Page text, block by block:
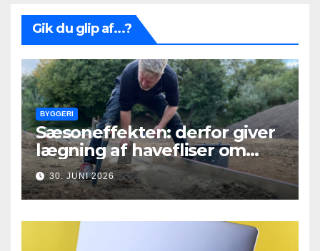
Gik du glip af...?
BYGGERI
Sæsoneffekten: derfor giver
lægning af havefliser om
foråret og efteråret bedre
resultater end om
sommeren
30. JUNI 2026